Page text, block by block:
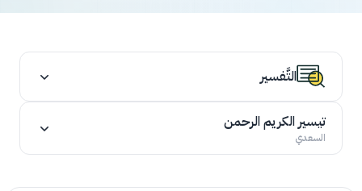
التَّفسير
تيسير الكريم الرحمن
السعدي